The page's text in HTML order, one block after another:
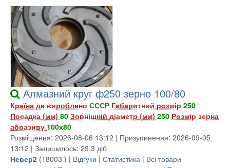
Алмазний круг ф250 зерно 100/80
Країна де вироблено СССР Габаритний розмір 250
Посадка (мм) 80 Зовнішній діаметр (мм) 250 Розмір зерна
абразиву 100х80
Розміщення: 2026-08-06 13:12 | Призупинення: 2026-09-05
13:12 | Залишилось: 29,3 діб
Невер2 (18003 ) | Відгуки | Статистика | Всі товари